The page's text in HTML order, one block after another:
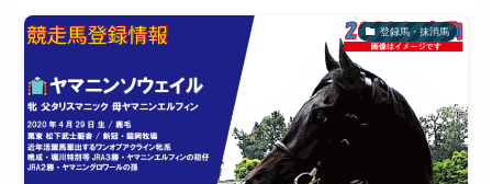
登録馬・抹消馬